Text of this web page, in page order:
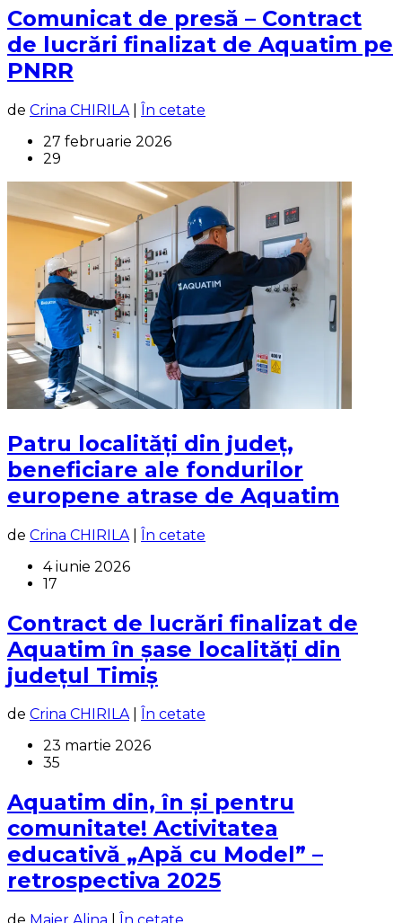
Comunicat de presă – Contract
de lucrări finalizat de Aquatim pe
PNRR
de Crina CHIRILA| În cetate
27 februarie 2026
29
Patru localități din județ,
beneficiare ale fondurilor
europene atrase de Aquatim
de Crina CHIRILA
În cetate
4 iunie 2026
17
Contract de lucrări finalizat de
Aquatim în șase localități din
județul Timiș
de Crina CHIRILA|
În cetate
23 martie 2026
35
Aquatim din, în și pentru
comunitate! Activitatea
educativă „Apă cu Model” –
retrospectiva 2025